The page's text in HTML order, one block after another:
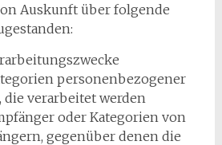
Auskunft über folgende
personenbezogener
die verarbeitet werden
oder Kategorien von
gegenüber denen die